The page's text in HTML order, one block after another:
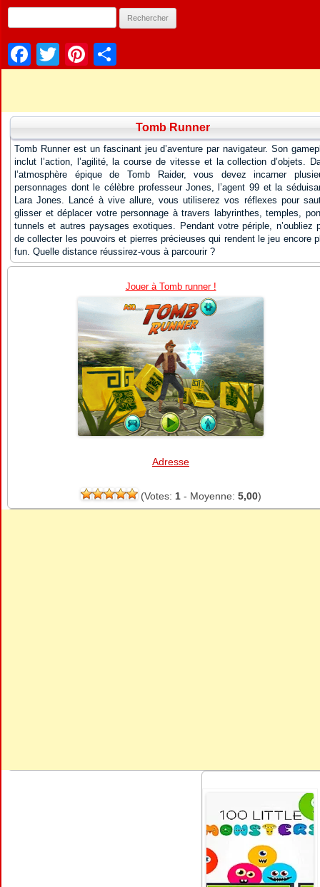
Facebook
TwitterPinterest
Tomb Runner
Tomb Runner est un fascinant jeu d’aventure par navigateur. Son
inclut l’action, l’agilité, la course de vitesse et la collection d’objets.
l’atmosphère épique de Tomb Raider, vous devez incarner
personnages dont le célèbre professeur Jones, l’agent 99 et la
Lara Jones. Lancé à vive allure, vous utiliserez vos réflexes pour
glisser et déplacer votre personnage à travers labyrinthes, temples,
tunnels et autres paysages exotiques. Pendant votre périple, n’oubliez
de collecter les pouvoirs et pierres précieuses qui rendent le jeu encore
fun. Quelle distance réussirez-vous à parcourir ?
Jouer à Tomb runner !
Adresse
(Votes: 1- Moyenne: 5,00)